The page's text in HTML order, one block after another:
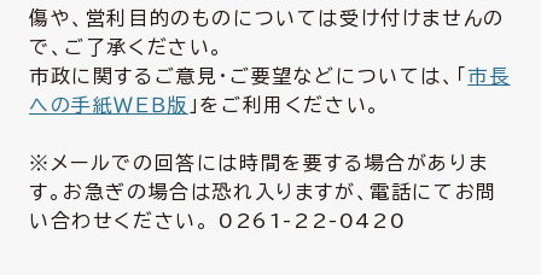
傷や、営利目的のものについては受け付けませんの
で、ご了承ください。
市政に関するご意見・ご要望などについては、「市長
への手紙ＷＥＢ版 」をご利用ください。
※メールでの回答には時間を要する場合がありま
す。お急ぎの場合は恐れ入りますが、電話にてお問
い合わせください。 0261-22-0420